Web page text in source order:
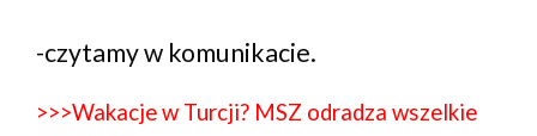
-czytamy w komunikacie.
>>>Wakacje w Turcji? MSZ odradza wszelkie